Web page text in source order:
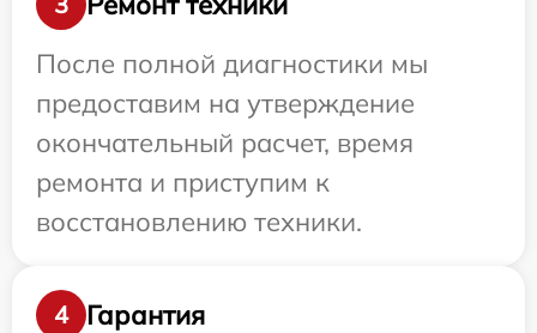
После полной диагностики мы
предоставим на утверждение
окончательный расчет, время
ремонта и приступим к
восстановлению техники.
4
Гарантия